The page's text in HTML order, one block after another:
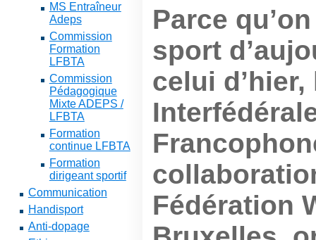
MS Entraîneur
Adeps
Commission
Formation
LFBTA
Commission
Pédagogique
Mixte ADEPS /
LFBTA
Formation
continue LFBTA
Formation
dirigeant sportif
Communication
Handisport
Anti-dopage
Parce
sport
celui
Fédération